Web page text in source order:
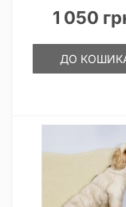
1 050
ДО